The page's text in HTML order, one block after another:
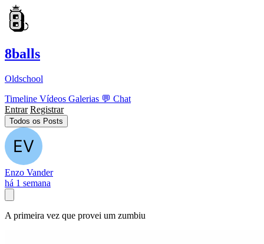
8balls
Oldschool
Timeline Vídeos Galerias 💬 Chat
Entrar Registrar
Todos os Posts
Enzo Vander
há 1 semana
A primeira vez que provei um zumbiu